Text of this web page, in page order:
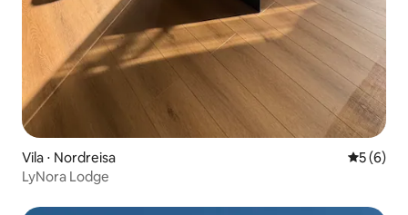
Vila ⋅ Nordreisa 5 de
5 (6)
LyNora Lodge